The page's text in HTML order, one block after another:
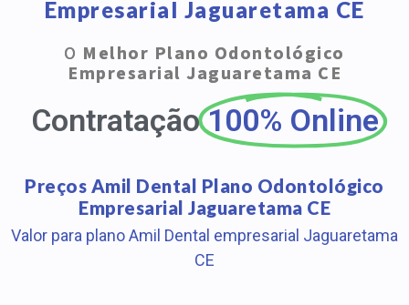
Empresarial Jaguaretama CE
O Melhor Plano Odontológico
Empresarial Jaguaretama CE
Contratação 100% Online
Preços Amil Dental Plano Odontológico
Empresarial Jaguaretama CE
Valor para plano Amil Dental empresarial Jaguaretama
CE